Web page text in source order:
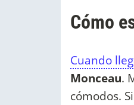
Cómo
Cuando
Monceau.
cómodos.